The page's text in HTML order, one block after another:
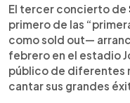
Escuchar
El tercer concierto
realizado el 12 de
“Mágico”
tanda de fechas
centroamericana.
8:40 p.m. con la
con “La Fuerte”,
El tercer concierto de
primero de las
como sold out—
febrero en el estadio
público de diferentes
cantar sus grandes